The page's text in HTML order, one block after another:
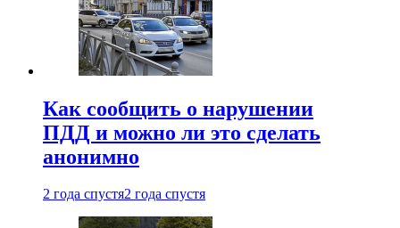
Как сообщить о нарушении
ПДД и можно ли это сделать
анонимно
2 года спустя2 года спустя